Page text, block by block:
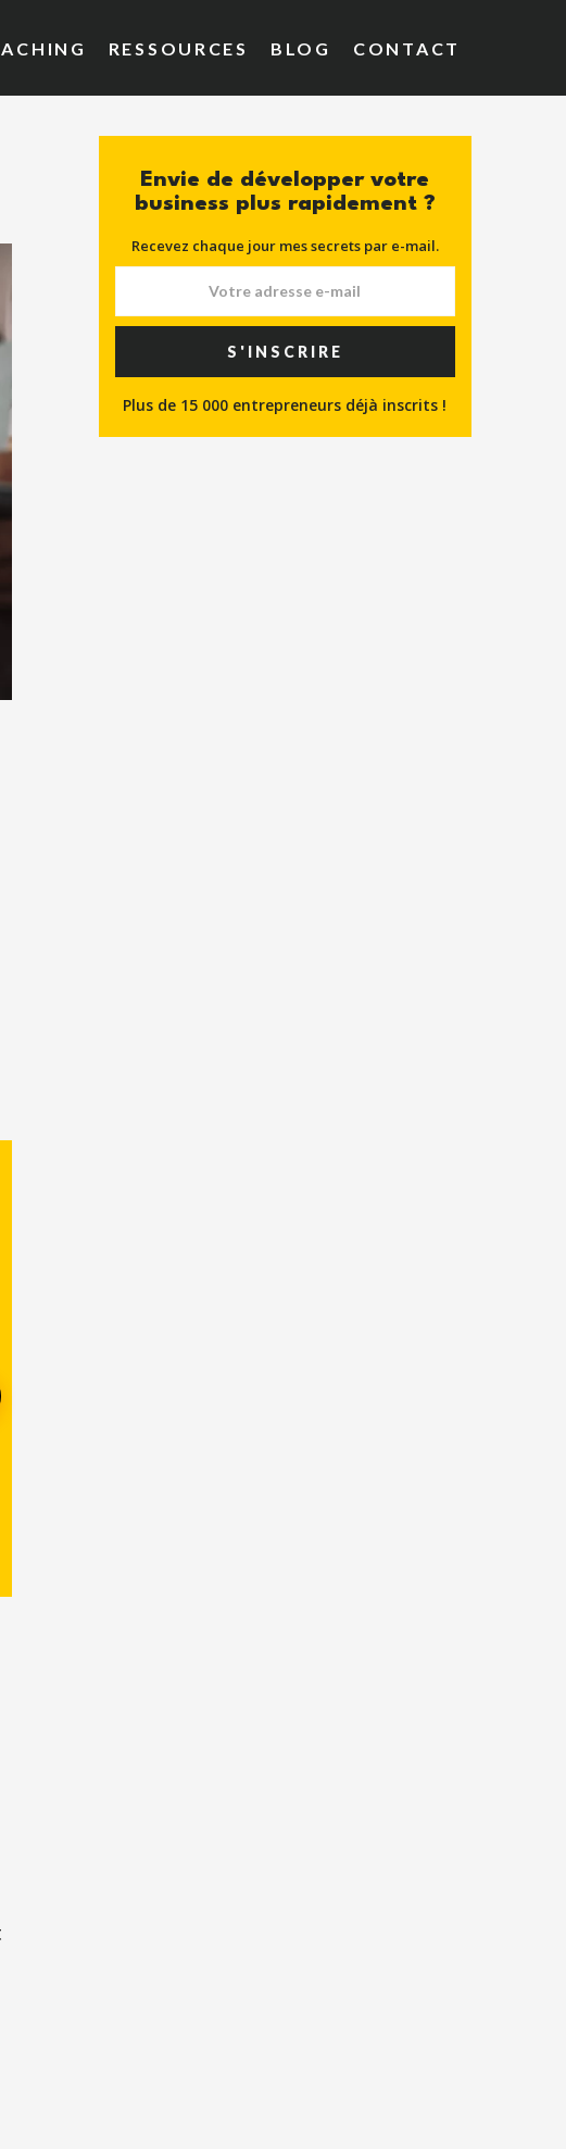
RESSOURCES BLOG CONTACT
Envie de développer votre
business plus rapidement ?
Recevez chaque jour mes secrets par e-mail.
S'INSCRIRE
Plus de 15 000 entrepreneurs déjà inscrits !